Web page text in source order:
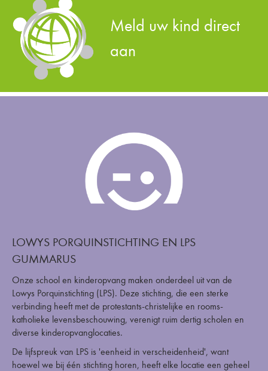
Meld uw kind direct
aan
LOWYS PORQUINSTICHTING EN LPS
GUMMARUS
Onze school en kinderopvang maken onderdeel uit van de
Lowys Porquinstichting (LPS). Deze stichting, die een sterke
verbinding heeft met de protestants-christelijke en rooms-
katholieke levensbeschouwing, verenigt ruim dertig scholen en
diverse kinderopvanglocaties.
De lijfspreuk van LPS is 'eenheid in verscheidenheid', want
hoewel we bij één stichting horen, heeft elke locatie een geheel